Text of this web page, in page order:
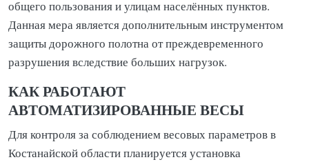
общего пользования и улицам населённых пунктов.
Данная мера является дополнительным инструментом
защиты дорожного полотна от преждевременного
разрушения вследствие больших нагрузок.
КАК РАБОТАЮТ
АВТОМАТИЗИРОВАННЫЕ ВЕСЫ
Для контроля за соблюдением весовых параметров в
Костанайской области планируется установка